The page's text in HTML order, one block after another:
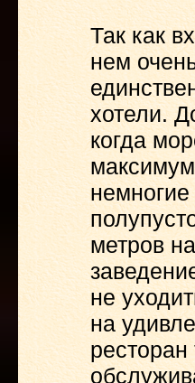
Так как
нем
хотели.
когда
максимум
метров
не
на